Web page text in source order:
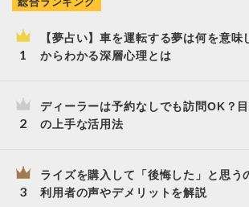
【夢占い】車を運転する夢は何を意味
からわかる深層心理とは
ディーラーは予約なしでも訪問OK？
の上手な活用法
ライズを購入して「後悔した」と思う
利用者の声やデメリットを解説